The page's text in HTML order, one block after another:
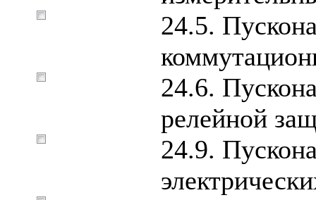
24.5.
24.6.
релейной
24.9.